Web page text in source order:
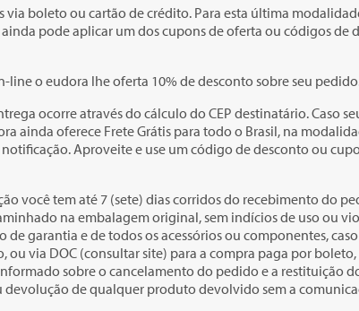
via boleto ou cartão de crédito. Para esta última
ainda pode aplicar um dos cupons de oferta ou códigos
line o eudora lhe oferta 10% de desconto sobre seu
ocorre através do cálculo do CEP destinatário. Caso
oferece Frete Grátis para todo o Brasil, na
Aproveite e use um código de desconto ou
você tem até 7 (sete) dias corridos do recebimento do
na embalagem original, sem indícios de uso ou
garantia e de todos os acessórios ou componentes,
via DOC (consultar site) para a compra paga por
sobre o cancelamento do pedido e a restituição
de qualquer produto devolvido sem a